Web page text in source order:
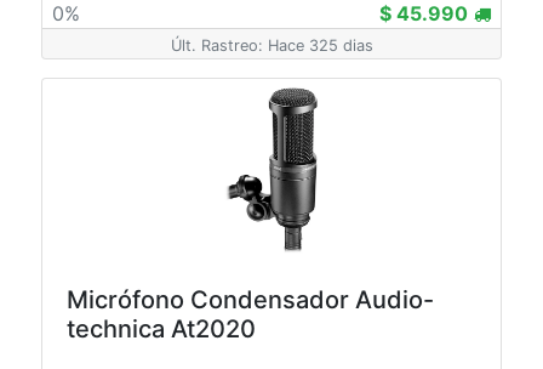
0% $ 45.990
Últ. Rastreo: Hace 325 dias
Micrófono Condensador Audio-
technica At2020